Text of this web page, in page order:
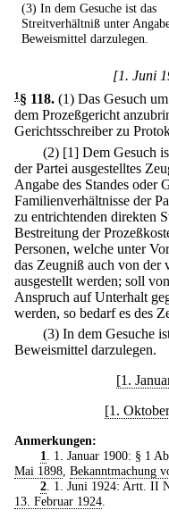
(3) In dem Gesuche ist das
Streitverhältniß unter
Beweismittel darzulegen.
[1. Juni
1§ 118. (1) Das Gesuch
dem Prozeßgericht
Gerichtsschreiber zu
(2) [1] Dem Gesuch
der Partei ausgestelltes
Angabe des Standes oder
Familienverhältnisse der
zu entrichtenden direkten
Bestreitung der
Personen, welche unter
das Zeugniß auch von der
ausgestellt werden; soll
Anspruch auf Unterhalt
werden, so bedarf es des
(3) In dem Gesuche
Beweismittel darzulegen.
[1.
[1.
Anmerkungen:
1
. 1. Januar 1900: § 1
Mai 1898 Bekanntmachung
2. 1. Juni 1924: Artt. II
13. Februar 1924